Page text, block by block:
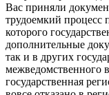
Вас приняли
трудоемкий процесс
которого
дополнительные
так и в других
межведомственного
государственная